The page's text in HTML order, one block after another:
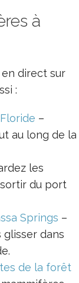
à
direct sur
:
–
au long de la
les
du port
Springs –
dans
de la forêt